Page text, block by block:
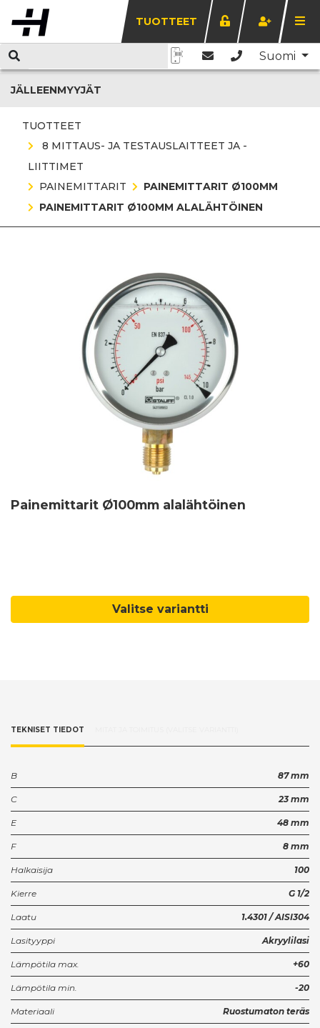
TUOTTEET
Suomi
JÄLLEENMYYJÄT
TUOTTEET
8 MITTAUS- JA TESTAUSLAITTEET JA -
LIITTIMET
PAINEMITTARIT
PAINEMITTARIT Ø100MM
PAINEMITTARIT Ø100MM ALALÄHTÖINEN
Painemittarit Ø100mm alalähtöinen
Valitse variantti
TEKNISET TIEDOT
B 87 mm
C 23 mm
E 48 mm
F 8 mm
Halkaisija 100
Kierre G 1/2
Laatu 1.4301 / AISI304
Lasityyppi Akryylilasi
Lämpötila max. +60
Lämpötila min. -20
Materiaali Ruostumaton teräs